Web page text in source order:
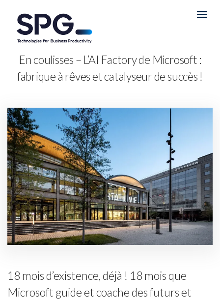
En coulisses – L’AI Factory de Microsoft :
fabrique à rêves et catalyseur de succès !
18 mois d’existence, déjà ! 18 mois que
Microsoft guide et coache des futurs et